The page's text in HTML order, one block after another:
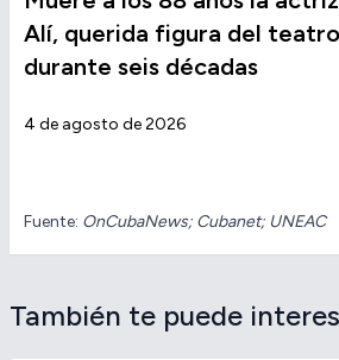
Alí, querida figura del
durante seis décadas
4 de agosto de 2026
Fuente: OnCubaNews; Cubanet; UNEAC
También te puede